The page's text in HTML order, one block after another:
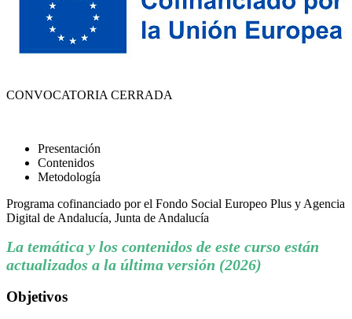
CONVOCATORIA CERRADA
Presentación
Contenidos
Metodología
Programa cofinanciado por el Fondo Social Europeo Plus y Agencia
Digital de Andalucía, Junta de Andalucía
La temática y los contenidos de este curso están
actualizados a la última versión (2026)
Objetivos